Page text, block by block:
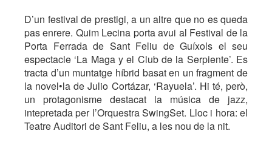
D’un festival de prestigi, a un altre que no es queda
pas enrere. Quim Lecina porta avui al Festival de la
Porta Ferrada de Sant Feliu de Guíxols el seu
espectacle ‘La Maga y el Club de la Serpiente’. Es
tracta d’un muntatge híbrid basat en un fragment de
la novel•la de Julio Cortázar, ‘Rayuela’. Hi té, però,
un protagonisme destacat la música de jazz,
intepretada per l’Orquestra SwingSet. Lloc i hora: el
Teatre Auditori de Sant Feliu, a les nou de la nit.